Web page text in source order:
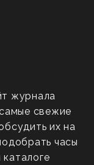
журнала
свежие
их на
часы